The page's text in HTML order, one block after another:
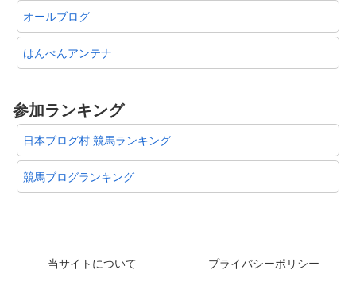
オールブログ
はんぺんアンテナ
参加ランキング
日本ブログ村 競馬ランキング
競馬ブログランキング
当サイトについて
プライバシーポリシー